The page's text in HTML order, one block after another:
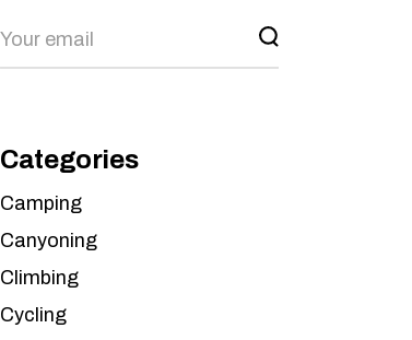
Categories
Camping
Canyoning
Climbing
Cycling